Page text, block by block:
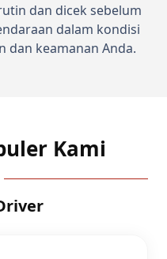
dan dicek sebelum
dalam kondisi
dan keamanan Anda.
Kami